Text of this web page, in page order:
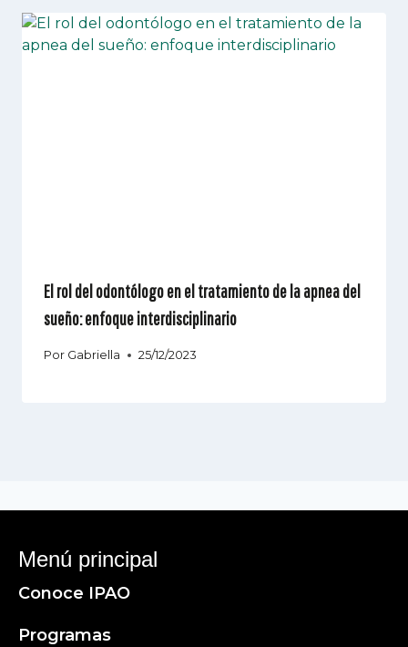
El rol del odontólogo en el tratamiento de la apnea del
sueño: enfoque interdisciplinario
Por Gabriella 25/12/2023
Menú principal
Conoce IPAO
Programas